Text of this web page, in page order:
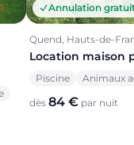
Annulation
Quend, Hauts-de-
Location maison
Piscine Animaux
dès 84 € par nuit